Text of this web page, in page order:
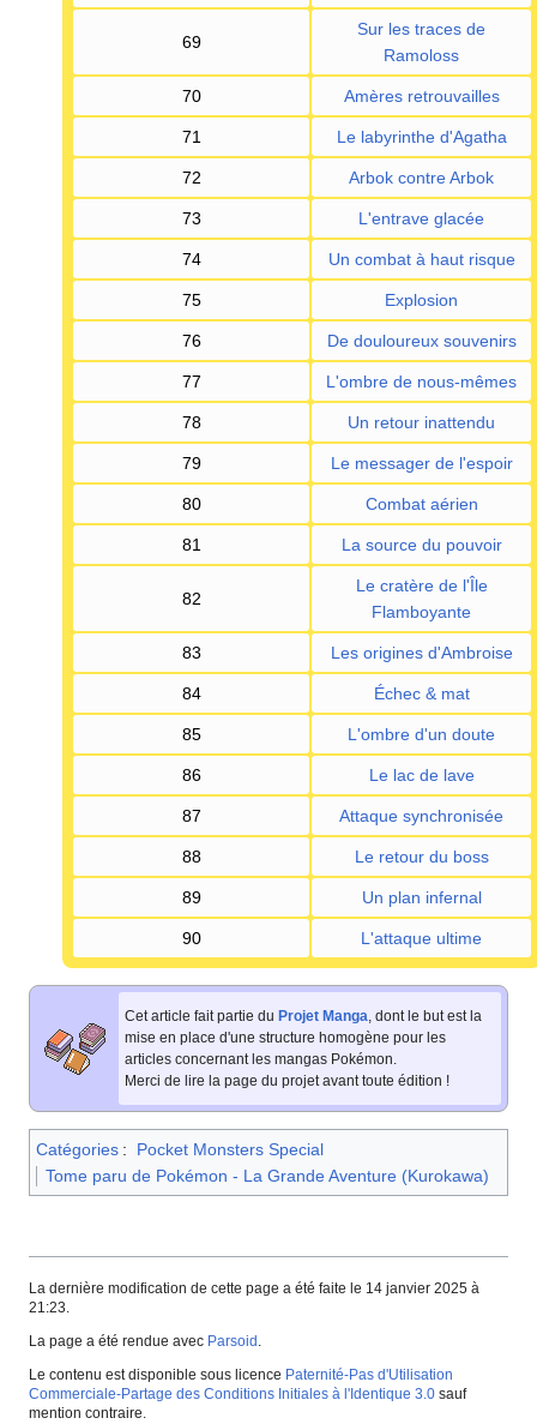
69
Sur les traces de
Ramoloss
70 Amères retrouvailles
71 Le labyrinthe d'Agatha
72 Arbok contre Arbok
73 L'entrave glacée
74 Un combat à haut risque
75 Explosion
76 De douloureux souvenirs
77 L'ombre de nous-mêmes
78 Un retour inattendu
79 Le messager de l'espoir
80 Combat aérien
81 La source du pouvoir
82
Le cratère de l'Île
Flamboyante
83 Les origines d'Ambroise
84 Échec & mat
85 L'ombre d'un doute
86 Le lac de lave
87 Attaque synchronisée
88 Le retour du boss
89 Un plan infernal
90 L'attaque ultime
Cet article fait partie du Projet Manga, dont le but est la
mise en place d'une structure homogène pour les
articles concernant les mangas Pokémon.
Merci de lire la page du projet avant toute édition !
Catégories :
Pocket Monsters Special
Tome paru de Pokémon - La Grande Aventure (Kurokawa)
La dernière modification de cette page a été faite le 14 janvier 2025 à
21:23.
La page a été rendue avec Parsoid .
Le contenu est disponible sous licence Paternité-Pas d'Utilisation
Commerciale-Partage des Conditions Initiales à l'Identique 3.0 sauf
mention contraire.